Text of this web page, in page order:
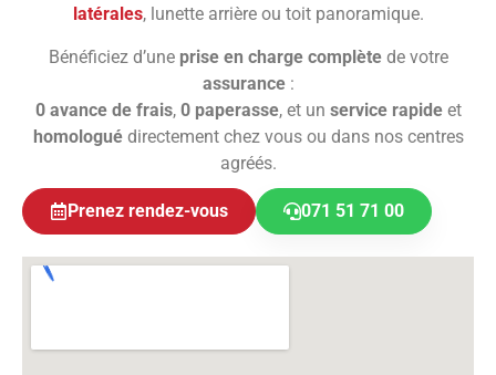
latérales, lunette arrière ou toit panoramique.
Bénéficiez d’une prise en charge complètede votre
assurance:
0 avance de frais, 0 paperasse, et un service rapideet
homologuédirectement chez vous ou dans nos centres
agréés.
Prenez rendez-vous 071 51 71 00